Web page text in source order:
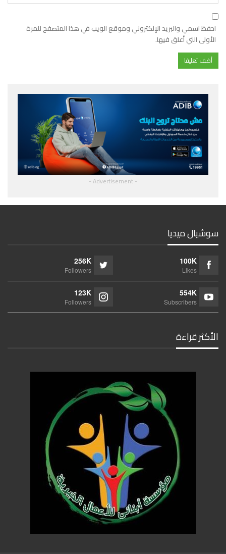
احفظ اسمي والبريد الإلكتروني وموقع الويب في هذا المتصفح للمرة
الأولى التي أعلق فيها.
- Advertisement -
سوشيال ميديا
100K
Likes
256K
Followers
554K
Subscribers
123K
Followers
الأكثر قراءة